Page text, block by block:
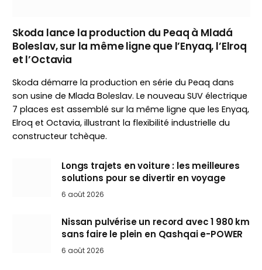
Skoda lance la production du Peaq à Mladá
Boleslav, sur la même ligne que l’Enyaq, l’Elroq
et l’Octavia
Skoda démarre la production en série du Peaq dans
son usine de Mlada Boleslav. Le nouveau SUV électrique
7 places est assemblé sur la même ligne que les Enyaq,
Elroq et Octavia, illustrant la flexibilité industrielle du
constructeur tchèque.
Longs trajets en voiture : les meilleures
solutions pour se divertir en voyage
6 août 2026
Nissan pulvérise un record avec 1 980 km
sans faire le plein en Qashqai e-POWER
6 août 2026